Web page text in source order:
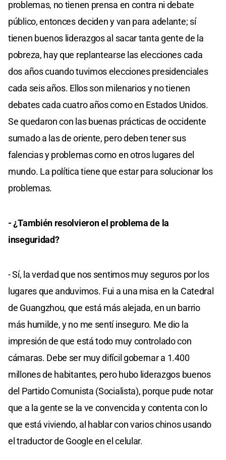
problemas, no tienen prensa en contra ni debate
público, entonces deciden y van para adelante; sí
tienen buenos liderazgos al sacar tanta gente de la
pobreza, hay que replantearse las elecciones cada
dos años cuando tuvimos elecciones presidenciales
cada seis años. Ellos son milenarios y no tienen
debates cada cuatro años como en Estados Unidos.
Se quedaron con las buenas prácticas de occidente
sumado a las de oriente, pero deben tener sus
falencias y problemas como en otros lugares del
mundo. La política tiene que estar para solucionar los
problemas.
- ¿También resolvieron el problema de la
inseguridad?
- Sí, la verdad que nos sentimos muy seguros por los
lugares que anduvimos. Fui a una misa en la Catedral
de Guangzhou, que está más alejada, en un barrio
más humilde, y no me sentí inseguro. Me dio la
impresión de que está todo muy controlado con
cámaras. Debe ser muy difícil gobernar a 1.400
millones de habitantes, pero hubo liderazgos buenos
del Partido Comunista (Socialista), porque pude notar
que a la gente se la ve convencida y contenta con lo
que está viviendo, al hablar con varios chinos usando
el traductor de Google en el celular.